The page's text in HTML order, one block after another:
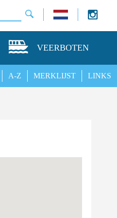
VEERBOTEN
LINKS
MERKLIJST
A-Z